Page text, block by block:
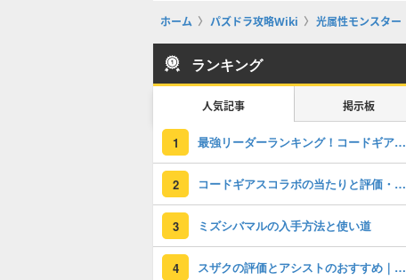
ホーム パズドラ攻略Wiki 光属性モンスター
ランキング
人気記事 掲示板
1 最強リーダーランキング！コードギアスの評価掲載
2 コードギアスコラボの当たりと評価・引くべき？
3 ミズシバマルの入手方法と使い道
4 スザクの評価とアシストのおすすめ｜コードギアスコラボ